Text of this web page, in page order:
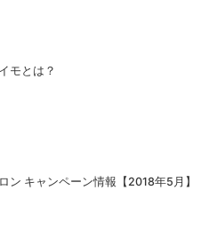
モとは？
ン キャンペーン情報【2018年5月】